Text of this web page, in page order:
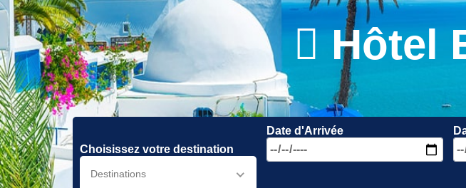
Hôtel
Choisissez votre destination
Destinations
Date d'Arrivée